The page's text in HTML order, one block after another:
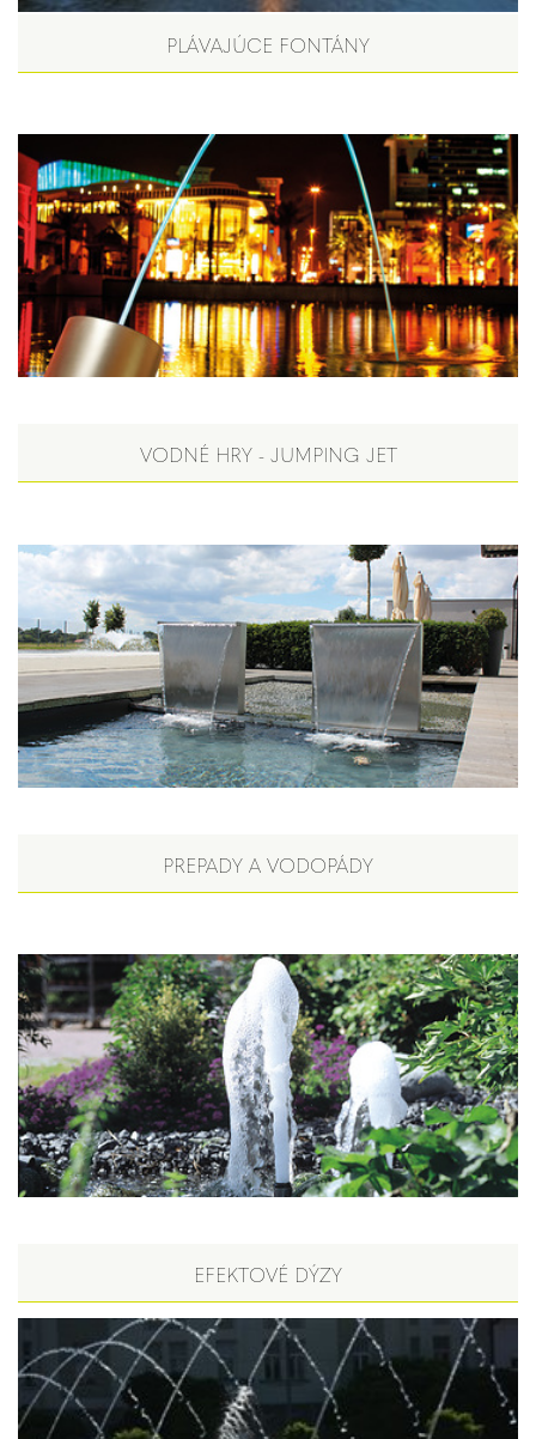
PLÁVAJÚCE FONTÁNY
VODNÉ HRY - JUMPING JET
PREPADY A VODOPÁDY
EFEKTOVÉ DÝZY